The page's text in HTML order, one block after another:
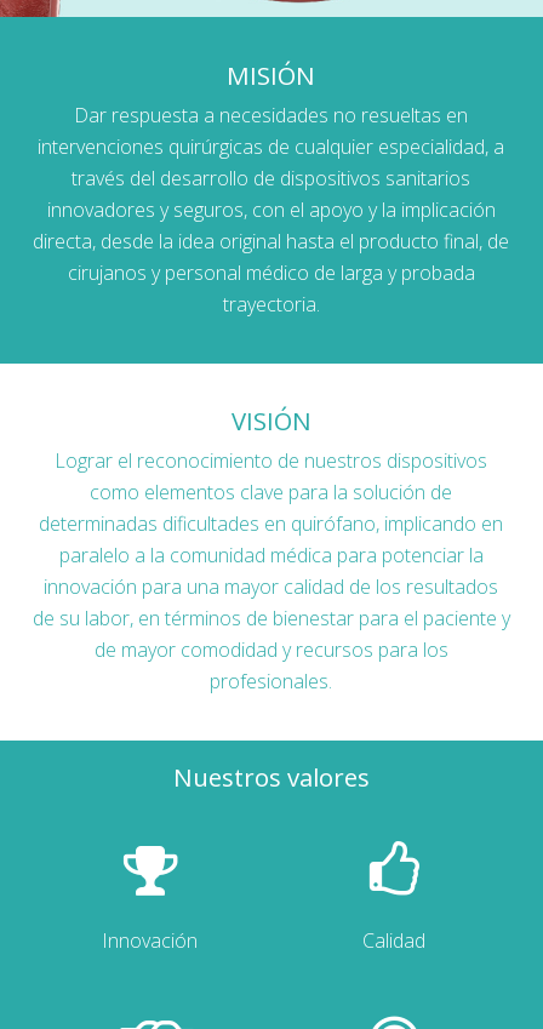
MISIÓN
Dar respuesta a necesidades no resueltas en
intervenciones quirúrgicas de cualquier especialidad, a
través del desarrollo de dispositivos sanitarios
innovadores y seguros, con el apoyo y la implicación
directa, desde la idea original hasta el producto final, de
cirujanos y personal médico de larga y probada
trayectoria.
VISIÓN
Lograr el reconocimiento de nuestros dispositivos
como elementos clave para la solución de
determinadas dificultades en quirófano, implicando en
paralelo a la comunidad médica para potenciar la
innovación para una mayor calidad de los resultados
de su labor, en términos de bienestar para el paciente y
de mayor comodidad y recursos para los
profesionales.
Nuestros valores
Innovación Calidad